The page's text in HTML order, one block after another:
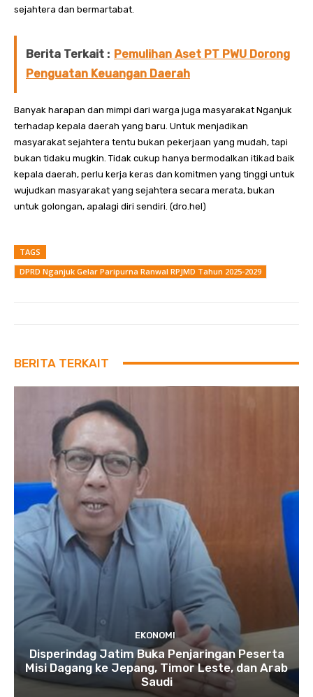
sejahtera dan bermartabat.
Berita Terkait : Pemulihan Aset PT PWU Dorong
Penguatan Keuangan Daerah
Banyak harapan dan mimpi dari warga juga masyarakat Nganjuk
terhadap kepala daerah yang baru. Untuk menjadikan
masyarakat sejahtera tentu bukan pekerjaan yang mudah, tapi
bukan tidaku mugkin. Tidak cukup hanya bermodalkan itikad baik
kepala daerah, perlu kerja keras dan komitmen yang tinggi untuk
wujudkan masyarakat yang sejahtera secara merata, bukan
untuk golongan, apalagi diri sendiri. (dro.hel)
TAGS
DPRD Nganjuk Gelar Paripurna Ranwal RPJMD Tahun 2025-2029
BERITA TERKAIT
EKONOMI
Disperindag Jatim Buka Penjaringan Peserta
Misi Dagang ke Jepang, Timor Leste, dan Arab
Saudi